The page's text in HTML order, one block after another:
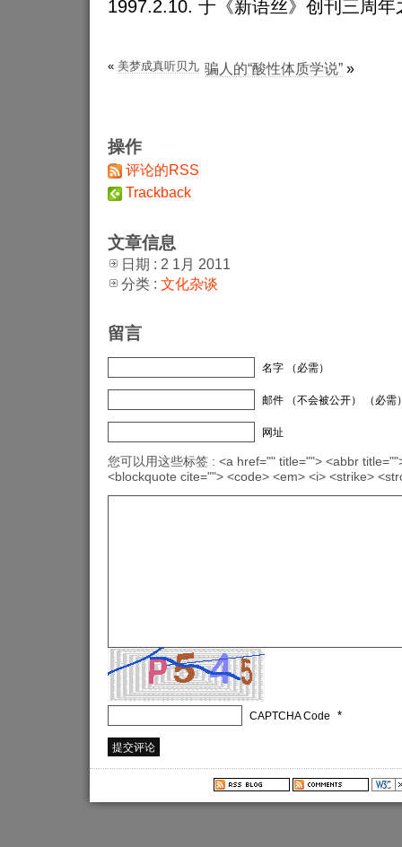
1997.2.10. 于《新语丝》创刊三周年
« 美梦成真听贝九 骗人的“酸性体质学说” »
操作
评论的RSS
Trackback
文章信息
日期 : 2 1月 2011
分类 : 文化杂谈
留言
名字 （必需）
邮件 （不会被公开） （必需
网址
您可以用这些标签 : <a href="" title=""> <abbr
<blockquote cite=""> <code> <em> <i> <strike>
CAPTCHA Code *